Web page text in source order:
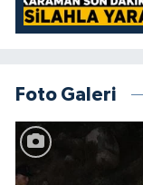
Foto Galeri